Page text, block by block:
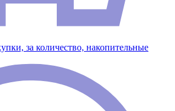
за количество, накопительные